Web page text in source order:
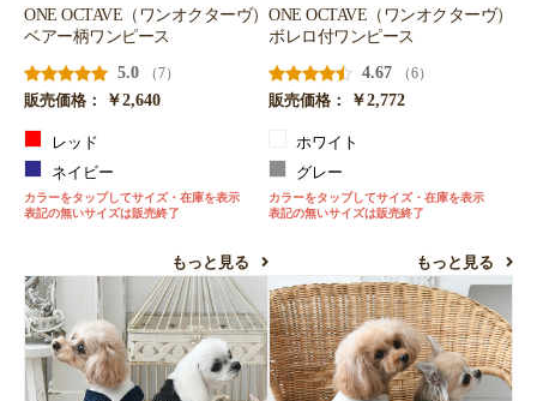
ONE OCTAVE（ワンオクターヴ）
ベアー柄ワンピース
5.0
（7）
販売価格：
￥2,640
レッド
ネイビー
カラーをタップしてサイズ・在庫を表示
表記の無いサイズは販売終了
もっと見る
ONE OCTAVE（ワンオクターヴ）
ボレロ付ワンピース
4.67
（6）
販売価格：
￥2,772
ホワイト
グレー
カラーをタップしてサイズ・在庫を表示
表記の無いサイズは販売終了
もっと見る